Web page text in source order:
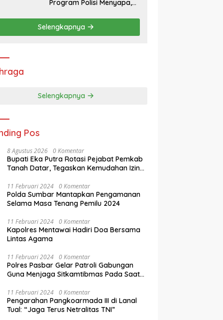
Program Polisi Menyapa,
Polres Tanah Datar
Selengkapnya
Selengkapnya
Pos
8 Agustus 2026 0 Komentar
Bupati Eka Putra Rotasi Pejabat Pemkab
Tanah Datar, Tegaskan Kemudahan Izin
11 Februari 2024 0 Komentar
Polda Sumbar Mantapkan Pengamanan
Selama Masa Tenang Pemilu 2024
11 Februari 2024 0 Komentar
Kapolres Mentawai Hadiri Doa Bersama
Lintas Agama
11 Februari 2024 0 Komentar
Polres Pasbar Gelar Patroli Gabungan
Guna Menjaga Sitkamtibmas Pada Saat
11 Februari 2024 0 Komentar
Pengarahan Pangkoarmada III di Lanal
Tual: “Jaga Terus Netralitas TNI”